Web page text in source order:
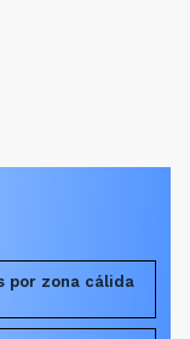
por zona cálida